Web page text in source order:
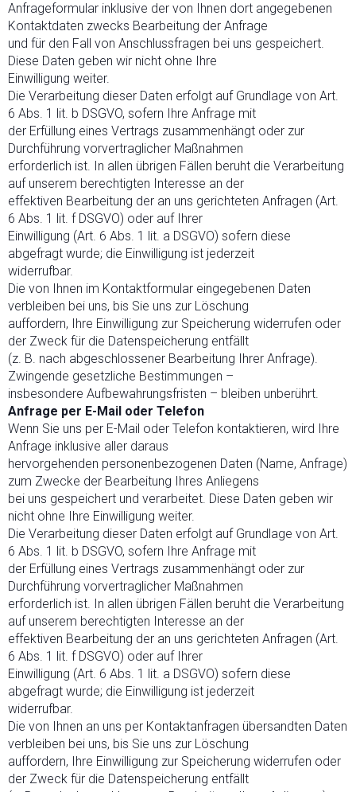
Anfrageformular inklusive der von Ihnen dort angegebenen
Kontaktdaten zwecks Bearbeitung der Anfrage
und für den Fall von Anschlussfragen bei uns gespeichert.
Diese Daten geben wir nicht ohne Ihre
Einwilligung weiter.
Die Verarbeitung dieser Daten erfolgt auf Grundlage von Art.
6 Abs. 1 lit. b DSGVO, sofern Ihre Anfrage mit
der Erfüllung eines Vertrags zusammenhängt oder zur
Durchführung vorvertraglicher Maßnahmen
erforderlich ist. In allen übrigen Fällen beruht die Verarbeitung
auf unserem berechtigten Interesse an der
effektiven Bearbeitung der an uns gerichteten Anfragen (Art.
6 Abs. 1 lit. f DSGVO) oder auf Ihrer
Einwilligung (Art. 6 Abs. 1 lit. a DSGVO) sofern diese
abgefragt wurde; die Einwilligung ist jederzeit
widerrufbar.
Die von Ihnen im Kontaktformular eingegebenen Daten
verbleiben bei uns, bis Sie uns zur Löschung
auffordern, Ihre Einwilligung zur Speicherung widerrufen oder
der Zweck für die Datenspeicherung entfällt
(z. B. nach abgeschlossener Bearbeitung Ihrer Anfrage).
Zwingende gesetzliche Bestimmungen –
insbesondere Aufbewahrungsfristen – bleiben unberührt.
Anfrage per E-Mail oder Telefon
Wenn Sie uns per E-Mail oder Telefon kontaktieren, wird Ihre
Anfrage inklusive aller daraus
hervorgehenden personenbezogenen Daten (Name, Anfrage)
zum Zwecke der Bearbeitung Ihres Anliegens
bei uns gespeichert und verarbeitet. Diese Daten geben wir
nicht ohne Ihre Einwilligung weiter.
Die Verarbeitung dieser Daten erfolgt auf Grundlage von Art.
6 Abs. 1 lit. b DSGVO, sofern Ihre Anfrage mit
der Erfüllung eines Vertrags zusammenhängt oder zur
Durchführung vorvertraglicher Maßnahmen
erforderlich ist. In allen übrigen Fällen beruht die Verarbeitung
auf unserem berechtigten Interesse an der
effektiven Bearbeitung der an uns gerichteten Anfragen (Art.
6 Abs. 1 lit. f DSGVO) oder auf Ihrer
Einwilligung (Art. 6 Abs. 1 lit. a DSGVO) sofern diese
abgefragt wurde; die Einwilligung ist jederzeit
widerrufbar.
Die von Ihnen an uns per Kontaktanfragen übersandten Daten
verbleiben bei uns, bis Sie uns zur Löschung
auffordern, Ihre Einwilligung zur Speicherung widerrufen oder
der Zweck für die Datenspeicherung entfällt